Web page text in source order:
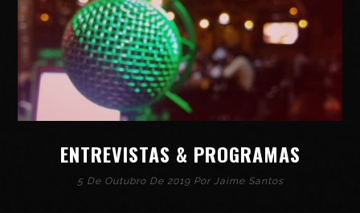
ENTREVISTAS & PROGRAMAS
5 De Outubro De 2019 Por Jaime Santos